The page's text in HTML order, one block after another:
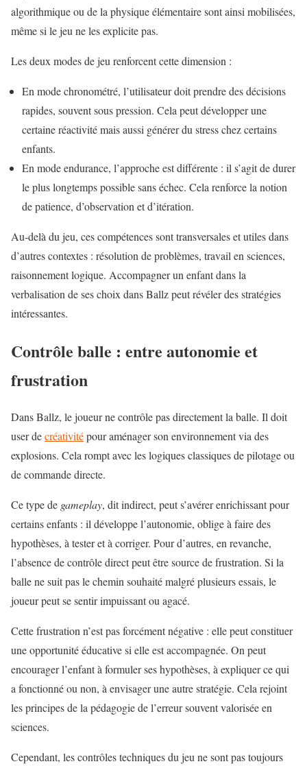
algorithmique ou de la physique élémentaire sont ainsi mobilisées,
même si le jeu ne les explicite pas.
Les deux modes de jeu renforcent cette dimension :
En mode chronométré, l’utilisateur doit prendre des décisions
rapides, souvent sous pression. Cela peut développer une
certaine réactivité mais aussi générer du stress chez certains
enfants.
En mode endurance, l’approche est différente : il s’agit de durer
le plus longtemps possible sans échec. Cela renforce la notion
de patience, d’observation et d’itération.
Au-delà du jeu, ces compétences sont transversales et utiles dans
d’autres contextes : résolution de problèmes, travail en sciences,
raisonnement logique. Accompagner un enfant dans la
verbalisation de ses choix dans Ballz peut révéler des stratégies
intéressantes.
Contrôle balle : entre autonomie et
frustration
Dans Ballz, le joueur ne contrôle pas directement la balle. Il doit
user decréativitépour aménager son environnement via des
explosions. Cela rompt avec les logiques classiques de pilotage ou
de commande directe.
Ce type de gameplay, dit indirect, peut s’avérer enrichissant pour
certains enfants : il développe l’autonomie, oblige à faire des
hypothèses, à tester et à corriger. Pour d’autres, en revanche,
l’absence de contrôle direct peut être source de frustration. Si la
balle ne suit pas le chemin souhaité malgré plusieurs essais, le
joueur peut se sentir impuissant ou agacé.
Cette frustration n’est pas forcément négative : elle peut constituer
une opportunité éducative si elle est accompagnée. On peut
encourager l’enfant à formuler ses hypothèses, à expliquer ce qui
a fonctionné ou non, à envisager une autre stratégie. Cela rejoint
les principes de la pédagogie de l’erreur souvent valorisée en
sciences.
Cependant, les contrôles techniques du jeu ne sont pas toujours